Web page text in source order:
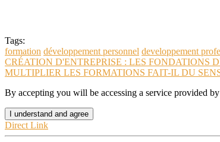
Tags:
formation développement personnel developpement
CRÉATION D'ENTREPRISE : LES FONDATIONS
MULTIPLIER LES FORMATIONS FAIT-IL DU
By accepting you will be accessing a service provided
I understand and agree
Direct Link